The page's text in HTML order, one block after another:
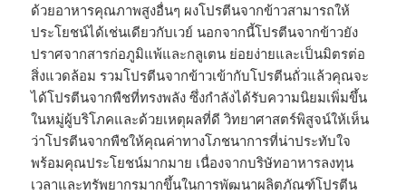
ด้วยอาหารคุณภาพสูงอื่นๆ ผงโปรตีนจากข้าวสามารถให้
ประโยชน์ได้เช่นเดียวกับเวย์ นอกจากนี้โปรตีนจากข้าวยัง
ปราศจากสารก่อภูมิแพ้และกลูเตน ย่อยง่ายและเป็นมิตรต่อ
สิ่งแวดล้อม รวมโปรตีนจากข้าวเข้ากับโปรตีนถั่วแล้วคุณจะ
ได้โปรตีนจากพืชที่ทรงพลัง ซึ่งกำลังได้รับความนิยมเพิ่มขึ้น
ในหมู่ผู้บริโภคและด้วยเหตุผลที่ดี วิทยาศาสตร์พิสูจน์ให้เห็น
ว่าโปรตีนจากพืชให้คุณค่าทางโภชนาการที่น่าประทับใจ
พร้อมคุณประโยชน์มากมาย เนื่องจากบริษัทอาหารลงทุน
เวลาและทรัพยากรมากขึ้นในการพัฒนาผลิตภัณฑ์โปรตีน